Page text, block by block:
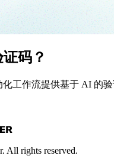
码？
化工作流提供基于 AI 的验
All rights reserved.